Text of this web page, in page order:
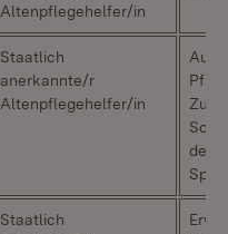
Altenpflegehelfer/in
Staatlich
anerkannte/r
Altenpflegehelfer/in
der
Staatlich